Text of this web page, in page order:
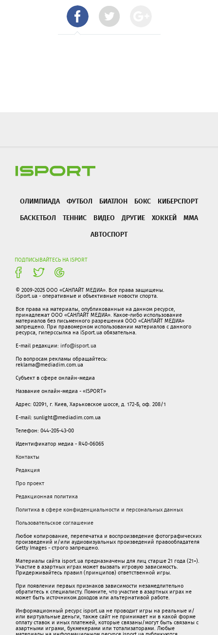
ОЛИМПИАДА ФУТБОЛ БИАТЛОН БОКС
КИБЕРСПОРТ
БАСКЕТБОЛ
ТЕННИС ВИДЕО ДРУГИЕ ХОККЕЙ
ММА
АВТОСПОРТ
ПОДПИСЫВАЙТЕСЬ НА ISPORT
© 2009-2025 ООО «САНЛАЙТ МЕДИА». Все права защищены.
iSport.ua - оперативные и объективные новости спорта.
Все права на материалы, опубликованные на данном ресурсе,
принадлежат ООО «САНЛАЙТ МЕДИА». Какое-либо использование
материалов без письменного разрешения ООО «САНЛАЙТ МЕДИА»
запрещено. При правомерном использовании материалов с данного
ресурса, гиперссылка на iSport.ua обязательна.
E-mail редакции: info@isport.ua
По вопросам рекламы обращайтесь:
reklama@mediadim.com.ua
Субъект в сфере онлайн-медиа
Название онлайн-медиа - «ISPORT»
Адрес: 02091, г. Киев, Харьковское шоссе, д. 172-Б, оф. 208/1
E-mail: sunlight@mediadim.com.ua
Телефон: 044-205-43-00
Идентификатор медиа - R40-06065
Контакты
Редакция
Про проект
Редакционная политика
Политика в сфере конфиденциальности и персональных данных
Пользовательское соглашение
Любое копирование, перепечатка и воспроизведение фотографических
произведений и/или аудиовизуальных произведений правообладателя
Getty Images - строго запрещено.
Материалы сайта isport.ua предназначены для лиц старше 21 года (21+).
Участие в азартных играх может вызвать игровую зависимость.
Придерживайтесь правил (принципов) ответственной игры.
При появлении первых признаков зависимости незамедлительно
обратитесь к специалисту. Помните, что участие в азартных играх не
может быть источником доходов или альтернативой работе.
Информационный ресурс isport.ua не проводит игры на реальные и/
или виртуальные деньги, также сайт не принимает ни в какой форме
oплaту ставок и иных платежей, которые связаны/могут быть связаны c
азартными игрaми, букмекерами или тотализаторами. Любые